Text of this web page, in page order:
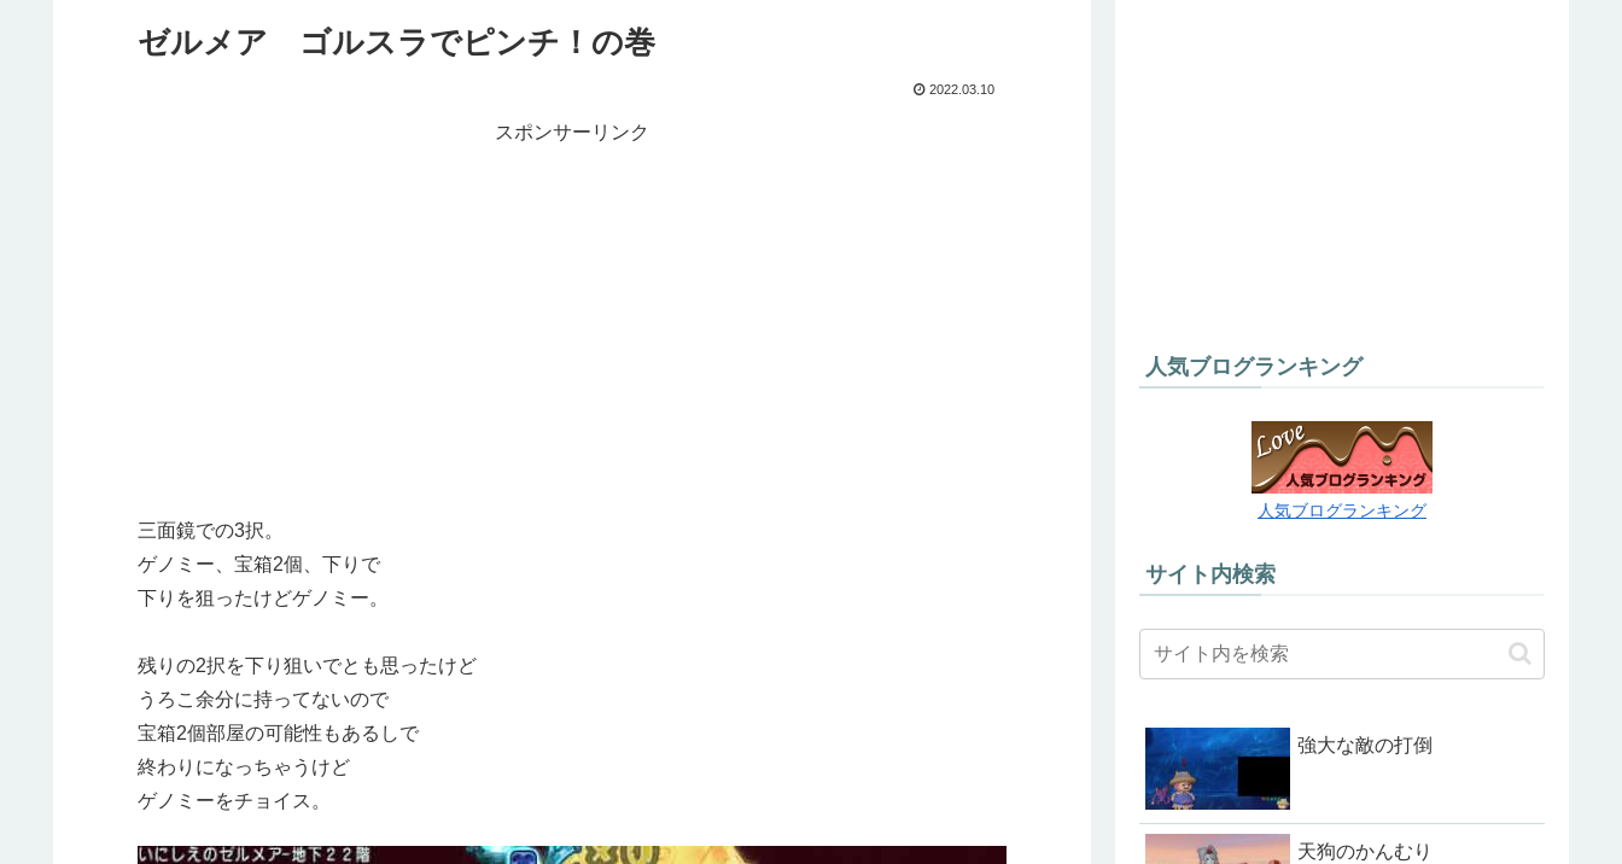
ゼルメア ゴルスラでピンチ！の巻
2022.03.10
スポンサーリンク
三面鏡での3択。
ゲノミー、宝箱2個、下りで
下りを狙ったけどゲノミー。
残りの2択を下り狙いでとも思ったけど
うろこ余分に持ってないので
宝箱2個部屋の可能性もあるしで
終わりになっちゃうけど
ゲノミーをチョイス。
人気ブログランキング
人気ブログランキング
サイト内検索
強大な敵の打倒
天狗のかんむり